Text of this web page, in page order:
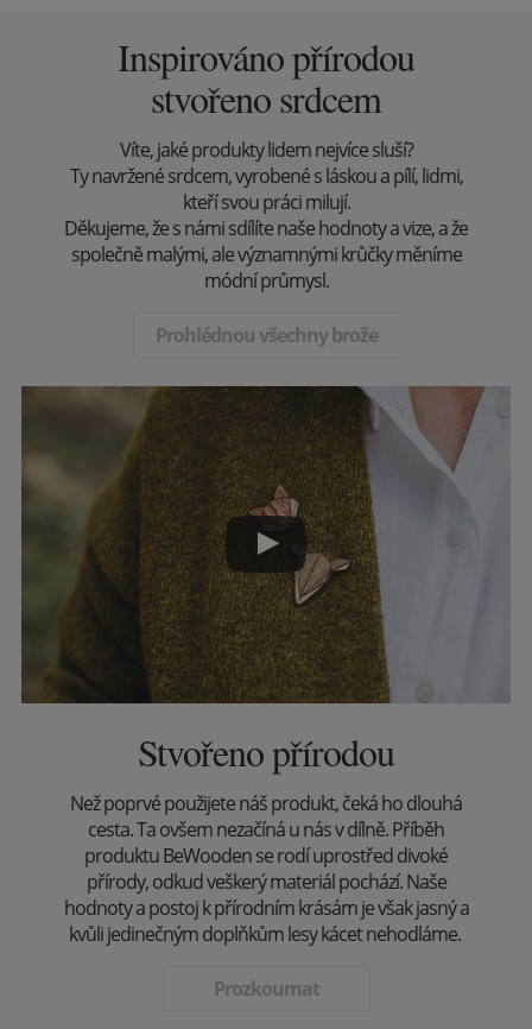
Inspirováno přírodou
stvořeno srdcem
Víte, jaké produkty lidem nejvíce sluší?
Ty navržené srdcem, vyrobené s láskou a pílí, lidmi,
kteří svou práci milují.
Děkujeme, že s námi sdílíte naše hodnoty a vize, a že
společně malými, ale významnými krůčky měníme
módní průmysl.
Prohlédnou všechny brože
Stvořeno přírodou
Než poprvé použijete náš produkt, čeká ho dlouhá
cesta. Ta ovšem nezačíná u nás v dílně. Příběh
produktu BeWooden se rodí uprostřed divoké
přírody, odkud veškerý materiál pochází. Naše
hodnoty a postoj k přírodním krásám je však jasný a
kvůli jedinečným doplňkům lesy kácet nehodláme.
Prozkoumat